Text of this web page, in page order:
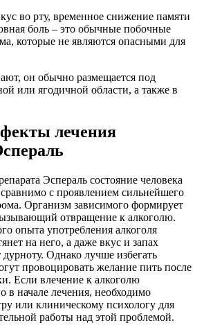
во рту, временное снижение памяти
боль – это обычные побочные
которые не являются опасными для
он обычно размещается под
или ягодичной области, а также в
лечения
Эспераль состояние человека
с проявлением сильнейшего
Организм зависимого формирует
отвращение к алкоголю.
опыта употребления алкоголя
на него, а даже вкус и запах
Однако лучше избегать
провоцировать желание пить после
Если влечение к алкоголю
в начале лечения, необходимо
или клиническому психологу для
работы над этой проблемой.